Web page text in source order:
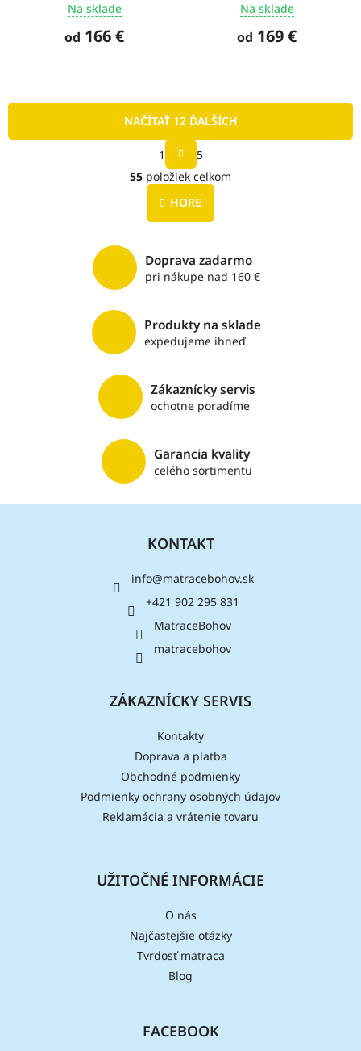
Na sklade
od 166 €
Na sklade
od 169 €
O
v
l
c
i
r
v
k
v
ý
p
u
NAČÍTAŤ 12 ĎALŠÍCH
t
r
á
n
o
a
n
i
1
5
55 položiek celkom
HORE
Doprava zadarmo
pri nákupe nad 160 €
Produkty na sklade
expedujeme ihneď
Zákaznícky servis
ochotne poradíme
Garancia kvality
celého sortimentu
KONTAKT
info@matracebohov.sk
+421 902 295 831
MatraceBohov
matracebohov
ZÁKAZNÍCKY SERVIS
Kontakty
Doprava a platba
Obchodné podmienky
Podmienky ochrany osobných údajov
Reklamácia a vrátenie tovaru
UŽITOČNÉ INFORMÁCIE
O nás
Najčastejšie otázky
Tvrdosť matraca
Blog
FACEBOOK